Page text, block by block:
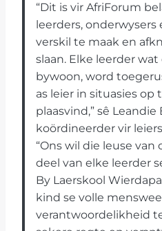
“Dit is vir AfriForum
leerders, onderwysers
verskil te maak en
slaan. Elke leerder
bywoon, word
as leier in situasies op
plaasvind,” sê Leandie
koördineerder vir
“Ons wil die leuse van
deel van elke leerder
By Laerskool
kind se volle
verantwoordelikheid